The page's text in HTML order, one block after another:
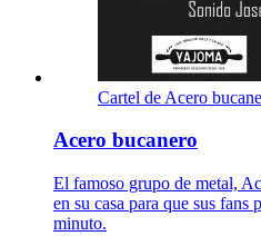
Cartel de Acero
Acero bucanero
El famoso grupo de metal,
en su casa para que sus fans
minuto.